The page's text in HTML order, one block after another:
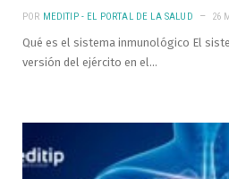
POR MEDITIP - EL PORTAL DE LA SALUD 26
Qué es el sistema inmunológico El
versión del ejército en el…